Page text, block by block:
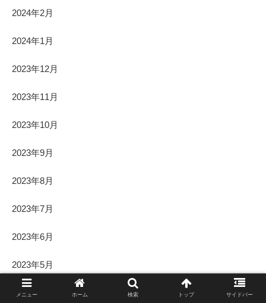
2024年2月
2024年1月
2023年12月
2023年11月
2023年10月
2023年9月
2023年8月
2023年7月
2023年6月
2023年5月
2023年4月
メニュー ホーム 検索 トップ サイドバー